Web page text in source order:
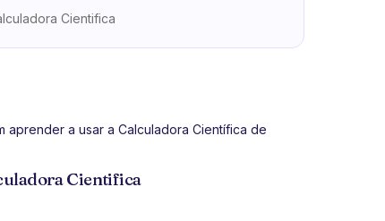
Cientifica
aprender a usar a Calculadora Científica de
Cientifica